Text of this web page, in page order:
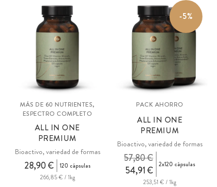
MÁS DE 60 NUTRIENTES,
ESPECTRO COMPLETO
ALL IN ONE
PREMIUM
Bioactivo, variedad de formas
28,90 €
120 cápsulas
266,85 € / 1kg
-5%
PACK AHORRO
ALL IN ONE
PREMIUM
Bioactivo, variedad de formas
54,91 €
57,80 € 2x120 cápsulas
253,51 € / 1kg